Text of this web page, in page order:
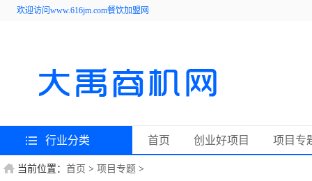
欢迎访问www.616jm.com餐饮加盟网
行业分类 首页 创业好项目 项目专
当前位置： 首页 > 项目专题 >